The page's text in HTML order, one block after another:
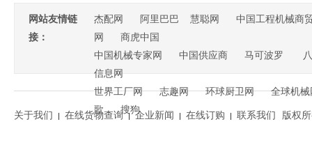
网站友情链
接：
杰配网 阿里巴巴 慧聪网
中国工程机械商
网
商虎中国
中国机械专家网
中国供应商 马可波罗
信息网
世界工厂网
志趣网 环球厨卫网
全球机械
歌
搜狗
关于我们 在线货物查询 企业新闻 在线订购 联系我们 版权